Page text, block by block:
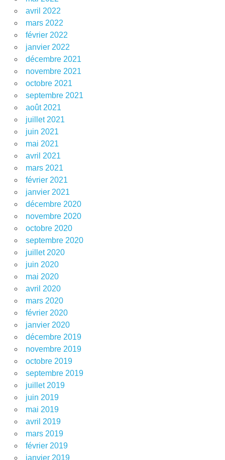
avril 2022
mars 2022
février 2022
janvier 2022
décembre 2021
novembre 2021
octobre 2021
septembre 2021
août 2021
juillet 2021
juin 2021
mai 2021
avril 2021
mars 2021
février 2021
janvier 2021
décembre 2020
novembre 2020
octobre 2020
septembre 2020
juillet 2020
juin 2020
mai 2020
avril 2020
mars 2020
février 2020
janvier 2020
décembre 2019
novembre 2019
octobre 2019
septembre 2019
juillet 2019
juin 2019
mai 2019
avril 2019
mars 2019
février 2019
janvier 2019